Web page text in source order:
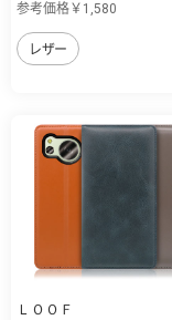
参考価格￥1,580
レザー
ＬＯＯＦ